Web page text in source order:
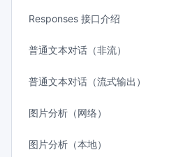
Responses 接口介绍
普通文本对话（非流）
普通文本对话（流式输出）
图片分析（网络）
图片分析（本地）